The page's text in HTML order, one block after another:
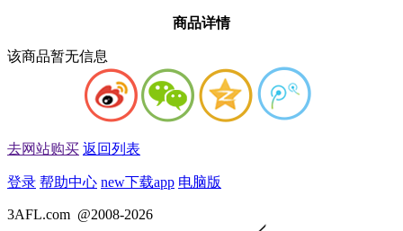
商品详情
该商品暂无信息
去网站购买 返回列表
登录 帮助中心 new下载app 电脑版
3AFL.com @2008-2026